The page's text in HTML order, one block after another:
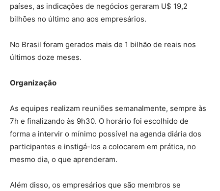
países, as indicações de negócios geraram U$ 19,2
bilhões no último ano aos empresários.
No Brasil foram gerados mais de 1 bilhão de reais nos
últimos doze meses.
Organização
As equipes realizam reuniões semanalmente, sempre às
7h e finalizando às 9h30. O horário foi escolhido de
forma a intervir o mínimo possível na agenda diária dos
participantes e instigá-los a colocarem em prática, no
mesmo dia, o que aprenderam.
Além disso, os empresários que são membros se